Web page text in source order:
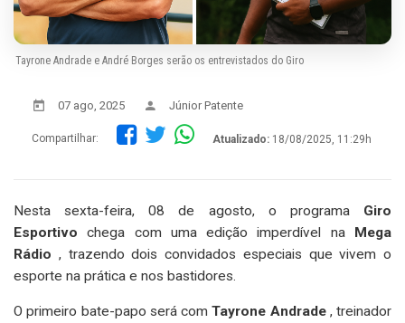
Tayrone Andrade e André Borges serão os entrevistados do Giro
07 ago, 2025 Júnior Patente
Compartilhar: Atualizado: 18/08/2025, 11:29h
Nesta sexta-feira, 08 de agosto, o programa Giro
Esportivo chega com uma edição imperdível na
Mega
Rádio , trazendo dois convidados especiais que vivem o
esporte na prática e nos bastidores.
O primeiro bate-papo será comTayrone Andrade, treinador